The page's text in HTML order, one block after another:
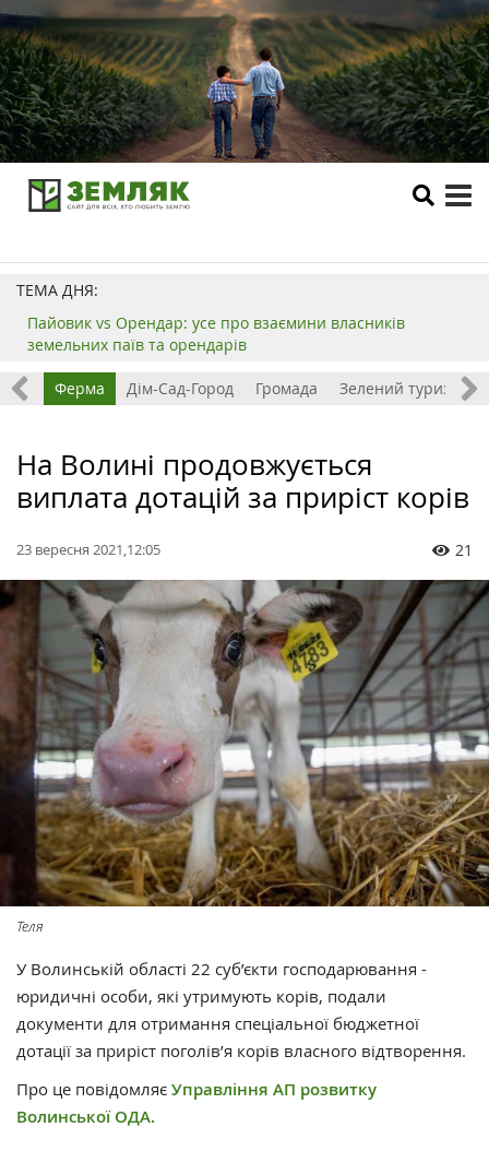
ТЕМА ДНЯ:
Пайовик vs Орендар: усе про взаємини власників
земельних паїв та орендарів
Ферма Дім-Сад-Город Громада Зелений туризм
На Волині продовжується
виплата дотацій за приріст корів
23 вересня 2021,12:05 21
Теля
У Волинській області 22 суб’єкти господарювання -
юридичні особи, які утримують корів, подали
документи для отримання спеціальної бюджетної
дотації за приріст поголів’я корів власного відтворення.
Про це повідомляє Управління АП розвитку
Волинської ОДА.